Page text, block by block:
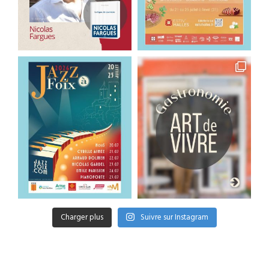
Charger plus Suivre sur Instagram